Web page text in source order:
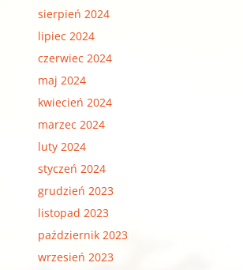
sierpień 2024
lipiec 2024
czerwiec 2024
maj 2024
kwiecień 2024
marzec 2024
luty 2024
styczeń 2024
grudzień 2023
listopad 2023
październik 2023
wrzesień 2023